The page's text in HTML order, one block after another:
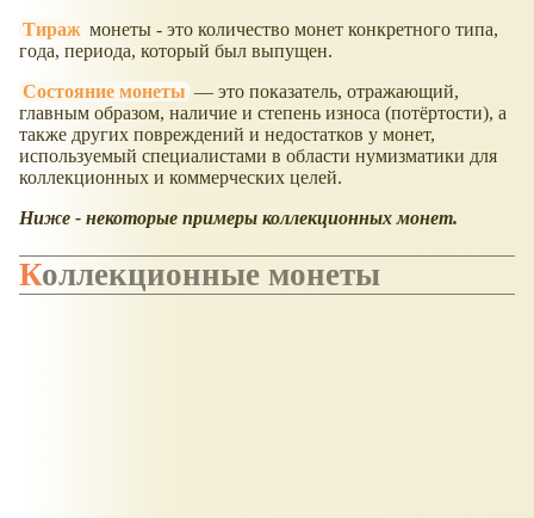
Тираж монеты - это количество монет конкретного типа,
года, периода, который был выпущен.
Состояние монеты — это показатель, отражающий,
главным образом, наличие и степень износа (потёртости), а
также других повреждений и недостатков у монет,
используемый специалистами в области нумизматики для
коллекционных и коммерческих целей.
Ниже - некоторые примеры коллекционных монет.
Коллекционные монеты